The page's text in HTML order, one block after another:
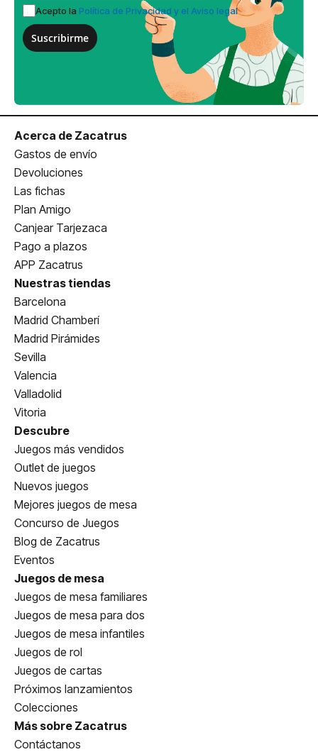
Acepto la Política de Privacidad y el Aviso legal
Suscribirme
Acerca de Zacatrus
Gastos de envío
Devoluciones
Las fichas
Plan Amigo
Canjear Tarjezaca
Pago a plazos
APP Zacatrus
Nuestras tiendas
Barcelona
Madrid Chamberí
Madrid Pirámides
Sevilla
Valencia
Valladolid
Vitoria
Descubre
Juegos más vendidos
Outlet de juegos
Nuevos juegos
Mejores juegos de mesa
Concurso de Juegos
Blog de Zacatrus
Eventos
Juegos de mesa
Juegos de mesa familiares
Juegos de mesa para dos
Juegos de mesa infantiles
Juegos de rol
Juegos de cartas
Próximos lanzamientos
Colecciones
Más sobre Zacatrus
Contáctanos